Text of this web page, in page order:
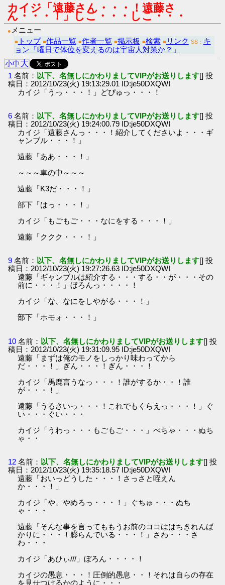
カイジ「遠藤さん・・・！遠藤さ
ん・・・！」しこ・・・しこ・・・
● メニュー
■ トップ ■作品一覧 ■作者一覧 ■掲示板 ■検索 ■ リンク SS： キ
ョン「曜日で体位を変えるのは宇宙人対策か？」
小中大
1 名前： 以下、名無しにかわりましてVIPがお送りします[] 投
稿日：2012/10/23(火) 19:13:29.01 ID:je50DXQWI
カイジ「うっ・・・！」どぴゅっ・・・！
6 名前： 以下、名無しにかわりましてVIPがお送りします[] 投
稿日：2012/10/23(火) 19:24:00.79 ID:je50DXQWI
カイジ「遠藤さんっ・・・！紹介してくださいよ・・・ギ
ャンブル・・・！」
遠藤「ああ・・・！」
～～～車の中～～～
遠藤「K3だ・・・！」
部下「はっ・・・！」
カイジ「もごもご・・・なにをする・・・！」
遠藤「ククク・・・！」
9 名前： 以下、名無しにかわりましてVIPがお送りします[] 投
稿日：2012/10/23(火) 19:27:26.63 ID:je50DXQWI
遠藤「ギャンブルは紹介する・・・する・・が・・・その
前に・・・！」ぼろんっ・・・・！
カイジ「な、なにをしやがる・・・！」
部下「ホモォ・・・！」
10 名前： 以下、名無しにかわりましてVIPがお送りします[] 投
稿日：2012/10/23(火) 19:31:09.95 ID:je50DXQWI
遠藤「まずは俺のモノをしっかり味わってから
だ・・・！」ぎん・・・！ぎん・・・！
カイジ「馬鹿言うなっ・・・！誰がするか・・！誰
が・・・！」
遠藤「うるさいっ・・・！これでもくらえっ・・・！」ぐ
い・・・ぐい・・・
カイジ「うわっ・・・もごもご・・・」べちゃ・・・ぬち
ゃ・・
12 名前： 以下、名無しにかわりましてVIPがお送りします[] 投
稿日：2012/10/23(火) 19:35:18.57 ID:je50DXQWI
遠藤「おいっどうした・・・！さっさと咥えん
か・・・！」
カイジ「や、やめろっ・・・！」ぐちゅ・・・ぬち
ゃ・・・
遠藤「そんな事を言ってももうお前のココははちきれんば
かりに・・・！膨らんでいる・・・！」さわ・・・さ
わ・・・
カイジ「あひぃ///」ぼろん・・・・！
カイジの愚息・・・！圧倒的愚息・・！それは自らの存在
を見せつけるかのように・・・